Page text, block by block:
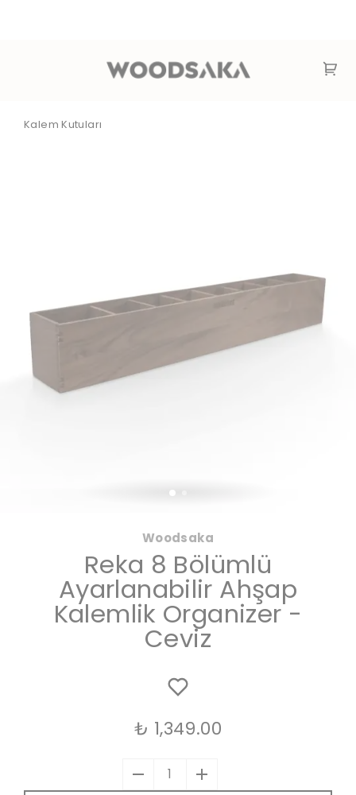
Kalem Kutuları
Woodsaka
Reka 8 Bölümlü
Ayarlanabilir Ahşap
Kalemlik Organizer -
Ceviz
₺ 1,349.00
1